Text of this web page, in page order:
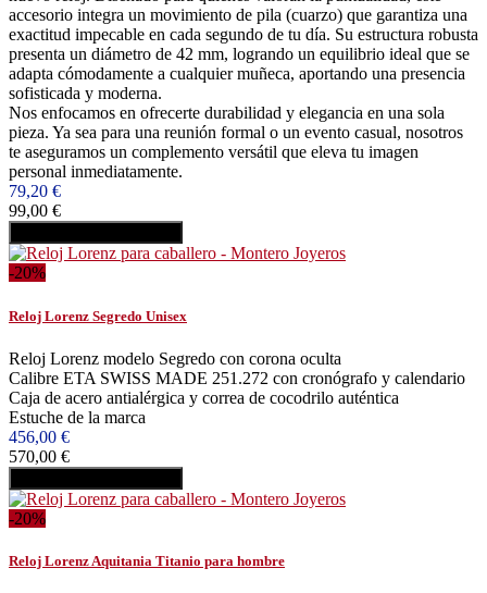
accesorio integra un movimiento de pila (cuarzo) que garantiza una
exactitud impecable en cada segundo de tu día. Su estructura robusta
presenta un diámetro de 42 mm, logrando un equilibrio ideal que se
adapta cómodamente a cualquier muñeca, aportando una presencia
sofisticada y moderna.
Nos enfocamos en ofrecerte durabilidad y elegancia en una sola
pieza. Ya sea para una reunión formal o un evento casual, nosotros
te aseguramos un complemento versátil que eleva tu imagen
personal inmediatamente.
79,20 €
99,00 €
-20%
Reloj Lorenz Segredo Unisex
Reloj Lorenz modelo Segredo con corona oculta
Calibre ETA SWISS MADE 251.272 con cronógrafo y calendario
Caja de acero antialérgica y correa de cocodrilo auténtica
Estuche de la marca
456,00 €
570,00 €
-20%
Reloj Lorenz Aquitania Titanio para hombre